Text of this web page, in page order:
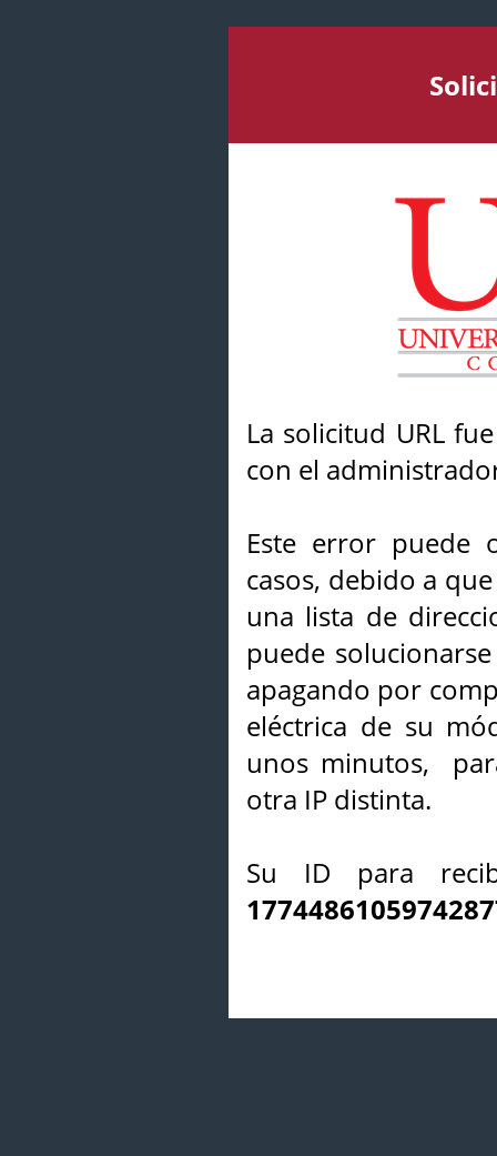
La solicitud URL
con el
Este error puede
casos, debido a
una lista de
puede
apagando por
eléctrica de su
unos minutos,
otra IP distinta.
Su ID para